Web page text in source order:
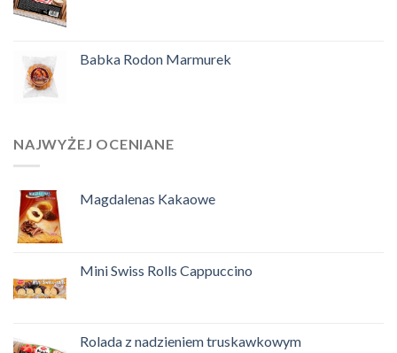
Babka Rodon Marmurek
NAJWYŻEJ OCENIANE
Magdalenas Kakaowe
Mini Swiss Rolls Cappuccino
Rolada z nadzieniem truskawkowym